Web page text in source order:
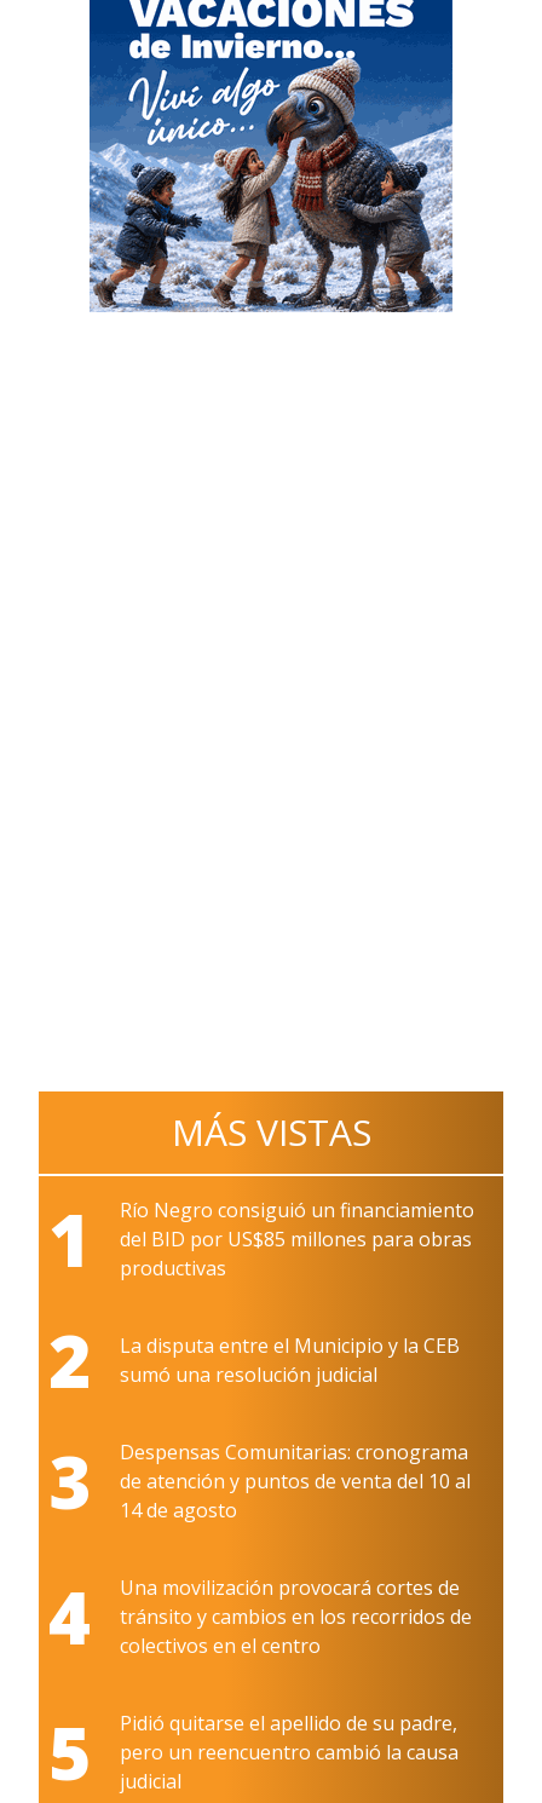
MÁS VISTAS
1
Río Negro consiguió un financiamiento
del BID por US$85 millones para obras
productivas
2
La disputa entre el Municipio y la CEB
sumó una resolución judicial
3
Despensas Comunitarias: cronograma
de atención y puntos de venta del 10 al
14 de agosto
4
Una movilización provocará cortes de
tránsito y cambios en los recorridos de
colectivos en el centro
5
Pidió quitarse el apellido de su padre,
pero un reencuentro cambió la causa
judicial